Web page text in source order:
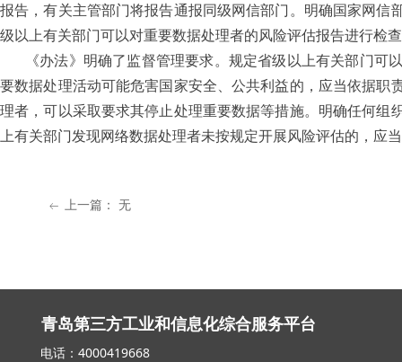
报告，有关主管部门将报告通报同级网信部门。明确国家网
级以上有关部门可以对重要数据处理者的风险评估报告进行检
《办法》明确了监督管理要求。规定省级以上有关部门
要数据处理活动可能危害国家安全、公共利益的，应当依据
理者，可以采取要求其停止处理重要数据等措施。明确任何
上有关部门发现网络数据处理者未按规定开展风险评估的，应
ꂃ 上一篇： 无
青岛第三方工业和信息化综合服务平台
电话：4000419668 邮箱：